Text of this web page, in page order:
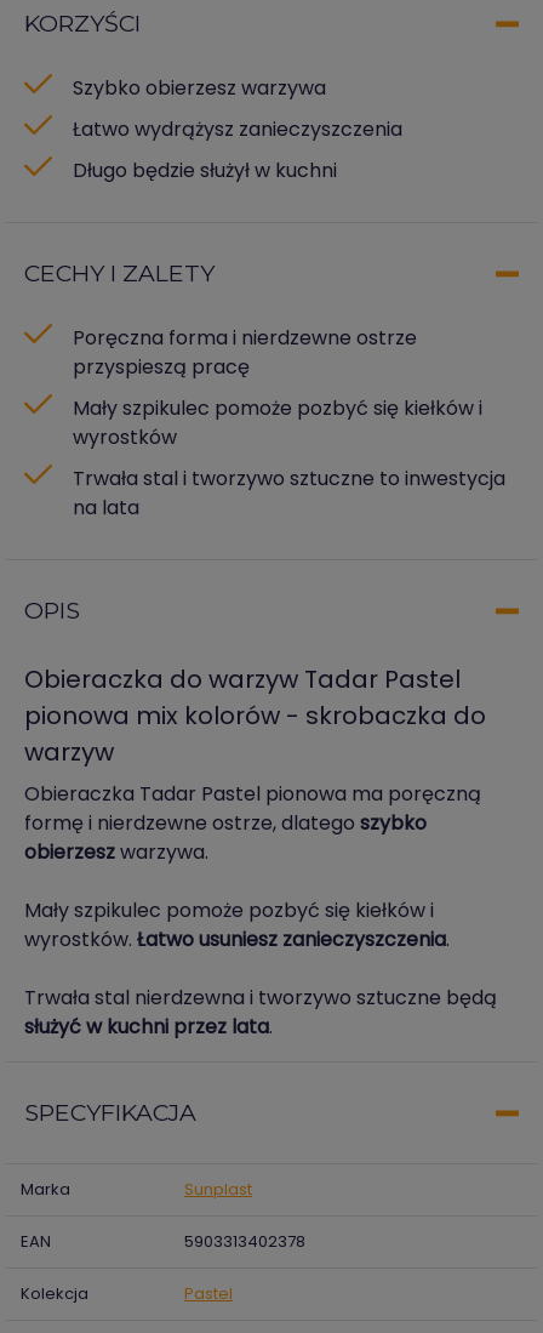
KORZYŚCI
Szybko obierzesz warzywa
Łatwo wydrążysz zanieczyszczenia
Długo będzie służył w kuchni
CECHY I ZALETY
Poręczna forma i nierdzewne ostrze
przyspieszą pracę
Mały szpikulec pomoże pozbyć się kiełków i
wyrostków
Trwała stal i tworzywo sztuczne to inwestycja
na lata
OPIS
Obieraczka do warzyw Tadar Pastel
pionowa mix kolorów - skrobaczka do
warzyw
Obieraczka Tadar Pastel pionowa ma poręczną
formę i nierdzewne ostrze, dlatego szybko
obierzeszwarzywa.
Mały szpikulec pomoże pozbyć się kiełków i
wyrostków. Łatwo usuniesz zanieczyszczenia.
Trwała stal nierdzewna i tworzywo sztuczne będą
służyć w kuchni przez lata.
SPECYFIKACJA
Marka Sunplast
EAN 5903313402378
Kolekcja Pastel